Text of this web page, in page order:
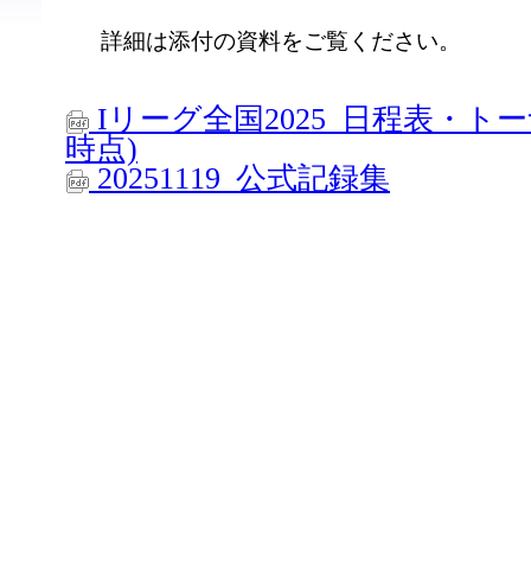
詳細は添付の資料をご覧ください。
Iリーグ全国2025_日程表・ト
時点)
20251119_公式記録集